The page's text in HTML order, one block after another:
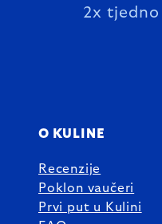
2x tjedno
O KULINE
Recenzije
Poklon vaučeri
Prvi put u Kulini